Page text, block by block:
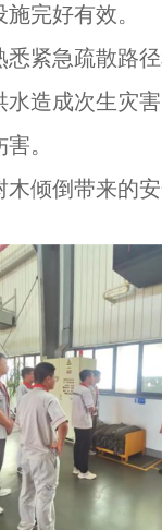
完好有效。
紧急疏散路径
造成次生灾害
。
倾倒带来的安